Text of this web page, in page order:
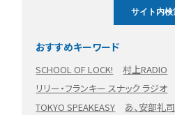
おすすめキーワード
SCHOOL OF LOCK!
村上RADIO
リリー・フランキー スナック ラジオ
TOKYO SPEAKEASY
あ、安部礼司